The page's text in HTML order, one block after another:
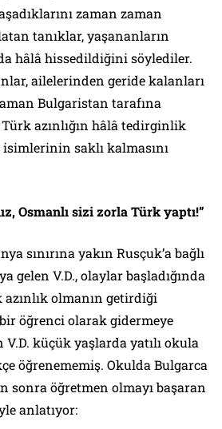
zaman zaman
tanıklar, yaşananların
hâlâ hissedildiğini söylediler.
ailelerinden geride kalanları
Bulgaristan tarafına
azınlığın hâlâ tedirginlik
saklı kalmasını
Osmanlı sizi zorla Türk yaptı!”
sınırına yakın Rusçuk’a bağlı
gelen V.D., olaylar başladığında
azınlık olmanın getirdiği
bir öğrenci olarak gidermeye
V.D. küçük yaşlarda yatılı okula
öğrenememiş. Okulda Bulgarca
sonra öğretmen olmayı başaran
anlatıyor: